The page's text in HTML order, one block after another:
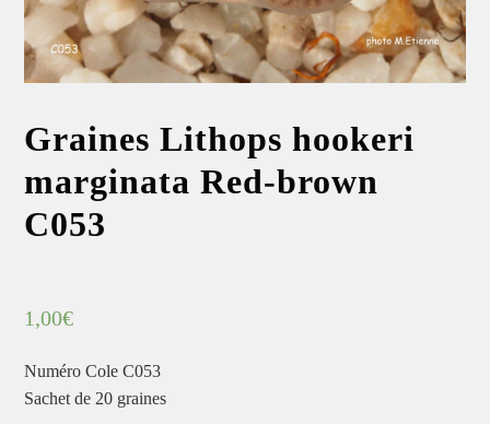
Graines Lithops hookeri
marginata Red-brown
C053
1,00€
Numéro Cole C053
Sachet de 20 graines